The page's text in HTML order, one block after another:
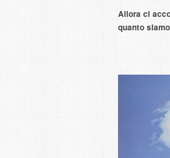
Allora ci
quanto